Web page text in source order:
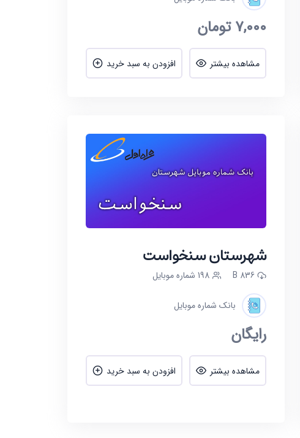
7,000تومان
مشاهده بیشتر افزودن به سبد خرید
شهرستان سنخواست
836 B 198 شماره موبایل
بانک شماره موبایل
رایگان
مشاهده بیشتر افزودن به سبد خرید